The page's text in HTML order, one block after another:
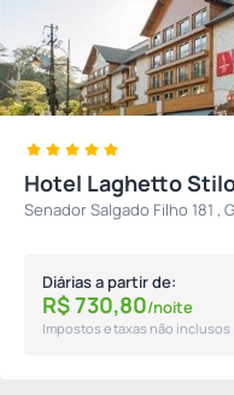
Hotel Laghetto
Senador Salgado Filho 181 ,
Diárias a partir de:
R$730,80/noite
Impostos e taxas não inclusos